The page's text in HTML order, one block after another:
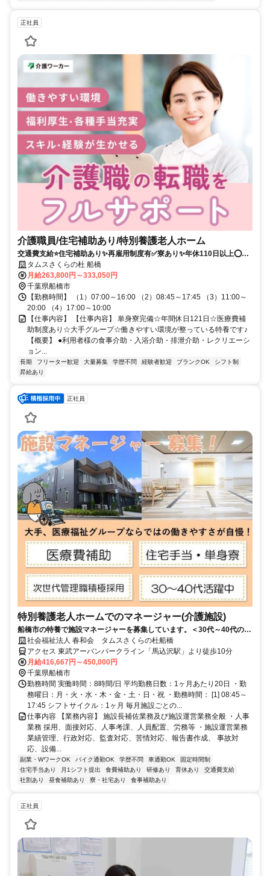
正社員
介護職員/住宅補助あり/特別養護老人ホーム
交通費支給⭐️住宅補助あり✨再雇用制度有✅️寮あり✨年休110日以上⭕️年
休120日以上✨担当者オススメ❗️経験者優遇⭐️車通勤ＯＫ
タムスさくらの杜 船橋
月給263,800円～333,050円
千葉県船橋市
【勤務時間】 （1）07:00～16:00 （2）08:45～17:45 （3）11:00～
20:00 （4）17:00～10:00
【仕事内容】 【仕事内容】 単身寮完備☆年間休日121日☆医療費補
助制度あり☆大手グループ☆働きやすい環境が整っている特養です♪
【概要】 ●利用者様の食事介助・入浴介助・排泄介助・レクリエーシ
ョン...
長期 フリーター歓迎 大量募集 学歴不問 経験者歓迎 ブランクOK
シフト制
昇給あり
正社員
特別養護老人ホームでのマネージャー(介護施設)
船橋市の特養で施設マネージャーを募集しています。＜30代～40代の管
理職も在籍！若手・中堅が活躍できる環境です＞
社会福祉法人 春和会 タムスさくらの杜船橋
アクセス 東武アーバンパークライン「馬込沢駅」より徒歩10分
月給416,667円～450,000円
千葉県船橋市
勤務時間 実働時間：8時間/日 平均勤務日数：1ヶ月あたり20日 ・勤
務曜日：月・火・水・木・金・土・日・祝 ・勤務時間： [1] 08:45～
17:45 シフトサイクル：1ヶ月 毎月施設ごとの...
仕事内容 【業務内容】 施設長補佐業務及び施設運営業務全般 ・人事
業務 採用、面接対応、人事考課、人員配置、労務等 ・施設運営業務
業績管理、行政対応、監査対応、苦情対応、報告書作成、 事故対
応、設備...
副業・WワークOK バイク通勤OK 学歴不問 車通勤OK
固定時間制
住宅手当あり
月1シフト提出 食費補助あり 研修あり 育休あり
交通費支給
社割あり
昼食補助あり 寮・社宅あり 食事補助あり
正社員